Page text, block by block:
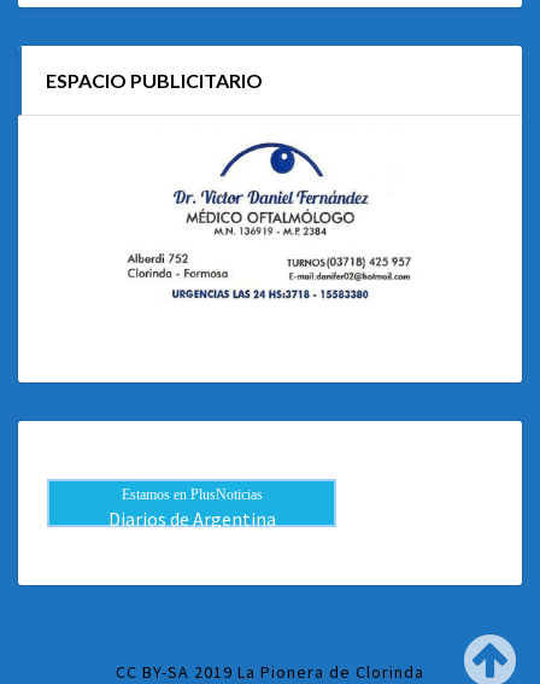
ESPACIO PUBLICITARIO
Estamos en PlusNoticias
Diarios de Argentina
CC BY-SA 2019 La Pionera de Clorinda